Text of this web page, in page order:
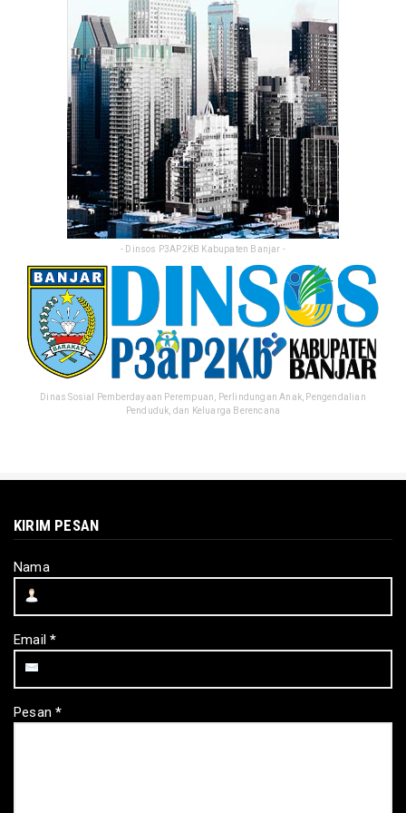
- Dinsos P3AP2KB Kabupaten Banjar -
Dinas Sosial Pemberdayaan Perempuan, Perlindungan Anak, Pengendalian
Penduduk, dan Keluarga Berencana
KIRIM PESAN
Nama
Email*
Pesan*